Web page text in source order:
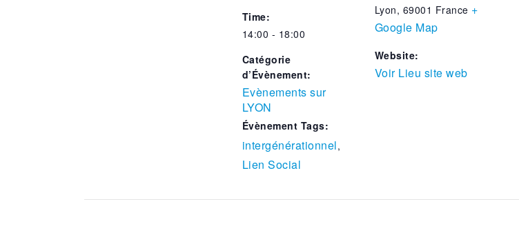
Time:
14:00 - 18:00
Catégorie
d’Évènement:
Evènements sur
LYON
Évènement Tags:
intergénérationnel,
Lien Social
Lyon, 69001 France +
Google Map
Website:
Voir Lieu site web